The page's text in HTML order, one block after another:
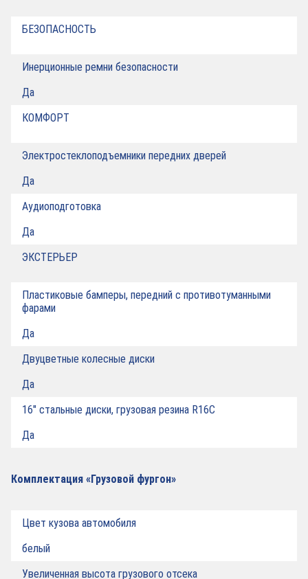
БЕЗОПАСНОСТЬ
Инерционные ремни безопасности
Да
КОМФОРТ
Электростеклоподъемники передних дверей
Да
Аудиоподготовка
Да
ЭКСТЕРЬЕР
Пластиковые бамперы, передний с противотуманными
фарами
Да
Двуцветные колесные диски
Да
16" стальные диски, грузовая резина R16C
Да
Комплектация «Грузовой фургон»
Цвет кузова автомобиля
белый
Увеличенная высота грузового отсека